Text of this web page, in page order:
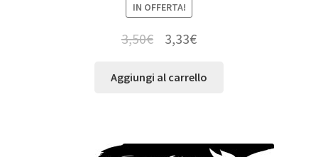
IN OFFERTA!
3,50€ 3,33€
Aggiungi al carrello